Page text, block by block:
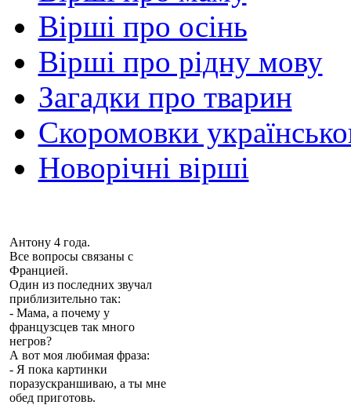
Вірші про осінь
Вірші про рідну мову
Загадки про тварин
Скоромовки
Новорічні вірші
Антону 4 года.
Все вопросы связаны с
Францией.
Один из последних звучал
приблизительно так:
- Мама, а почему у
французсцев так много
негров?
А вот моя любимая фраза:
- Я пока картинки
поразускраншиваю, а ты мне
обед приготовь.